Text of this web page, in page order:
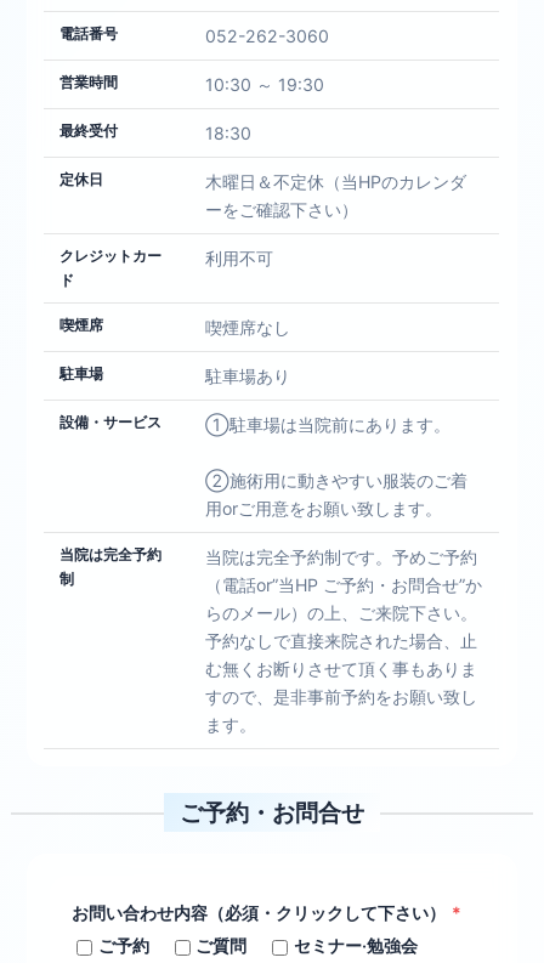
電話番号 052-262-3060
営業時間 10:30 ～ 19:30
最終受付 18:30
定休日
木曜日＆不定休（当HPのカレンダ
ーをご確認下さい）
クレジットカー
ド
利用不可
喫煙席 喫煙席なし
駐車場 駐車場あり
設備・サービス ①駐車場は当院前にあります。
②施術用に動きやすい服装のご着
用orご用意をお願い致します。
当院は完全予約
制
当院は完全予約制です。予めご予約
（電話or”当HP ご予約・お問合せ”か
らのメール）の上、ご来院下さい。
予約なしで直接来院された場合、止
む無くお断りさせて頂く事もありま
すので、是非事前予約をお願い致し
ます。
ご予約・お問合せ
お問い合わせ内容（必須・クリックして下さい）
*
ご予約
ご質問
セミナー·勉強会